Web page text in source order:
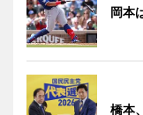
岡本
橋本